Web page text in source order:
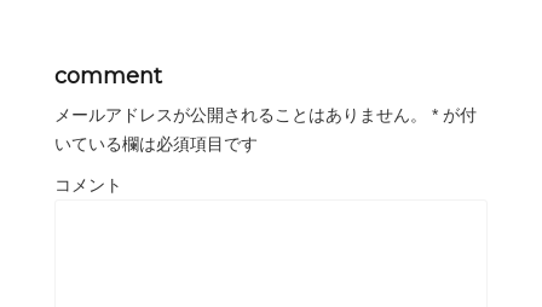
comment
メールアドレスが公開されることはありません。 * が付
いている欄は必須項目です
コメント